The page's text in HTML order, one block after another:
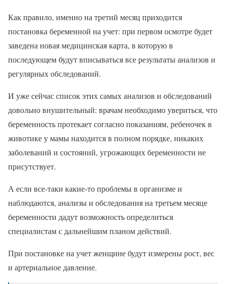
Как правило, именно на третий месяц приходится
постановка беременной на учет: при первом осмотре будет
заведена новая медицинская карта, в которую в
последующем будут вписываться все результаты анализов и
регулярных обследований.
И уже сейчас список этих самых анализов и обследований
довольно внушительный: врачам необходимо увериться, что
беременность протекает согласно показаниям, ребеночек в
животике у мамы находится в полном порядке, никаких
заболеваний и состояний, угрожающих беременности не
присутствует.
А если все-таки какие-то проблемы в организме и
наблюдаются, анализы и обследования на третьем месяце
беременности дадут возможность определиться
специалистам с дальнейшим планом действий.
При постановке на учет женщине будут измерены рост, вес
и артериальное давление.